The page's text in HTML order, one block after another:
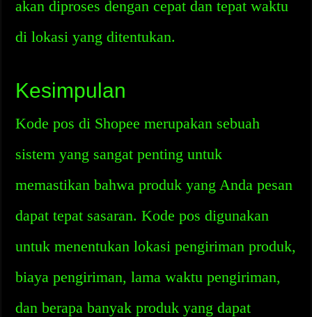
akan diproses dengan cepat dan tepat waktu
di lokasi yang ditentukan.
Kesimpulan
Kode pos di Shopee merupakan sebuah
sistem yang sangat penting untuk
memastikan bahwa produk yang Anda pesan
dapat tepat sasaran. Kode pos digunakan
untuk menentukan lokasi pengiriman produk,
biaya pengiriman, lama waktu pengiriman,
dan berapa banyak produk yang dapat